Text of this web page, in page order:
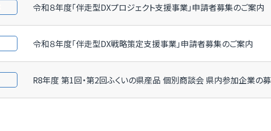
令和８年度「伴走型DXプロジェクト支援事業」申請者募集のご案内
令和８年度「伴走型DX戦略策定支援事業」申請者募集のご案内
R8年度 第1回・第2回ふくいの県産品 個別商談会 県内参加企業の